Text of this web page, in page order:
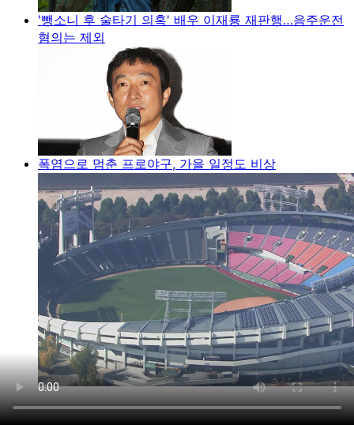
'뺑소니 후 술타기 의혹' 배우 이재룡 재판행…음주운전
혐의는 제외
폭염으로 멈춘 프로야구, 가을 일정도 비상